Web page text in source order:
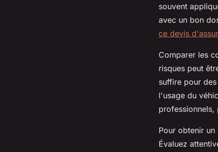
souvent
avec un bon
ce devis
Comparer les
risques peut
suffire pour
l'usage du
professionnels,
Pour obtenir
Évaluez